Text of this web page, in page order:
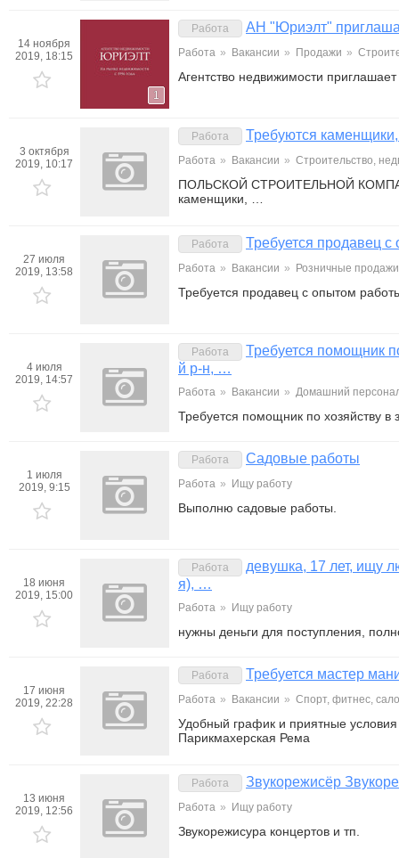
14 ноября
2019, 18:15
1
Работа АН "Юриэлт"
Работа » Вакансии » Продажи »
Агентство недвижимости
3 октября
2019, 10:17
Работа Требуются
Работа » Вакансии » Строительство,
ПОЛЬСКОЙ СТРОИТЕЛЬНОЙ
каменщики, …
27 июля
2019, 13:58
Работа Требуется продавец
Работа » Вакансии » Розничные
Требуется продавец с опытом
4 июля
2019, 14:57
Работа
Требуется помощник
й р-н, …
Работа » Вакансии » Домашний
Требуется помощник по хозяйству
1 июля
2019, 9:15
Работа Садовые работы
Работа » Ищу работу
Выполню садовые работы.
18 июня
2019, 15:00
Работа
девушка, 17 лет, ищу
я), …
Работа » Ищу работу
нужны деньги для поступления,
17 июня
2019, 22:28
Работа Требуется мастер
Работа » Вакансии » Спорт, фитнес,
Удобный график и приятные
Парикмахерская Рема
13 июня
2019, 12:56
Работа Звукорежисёр
Работа » Ищу работу
Звукорежисура концертов и тп.